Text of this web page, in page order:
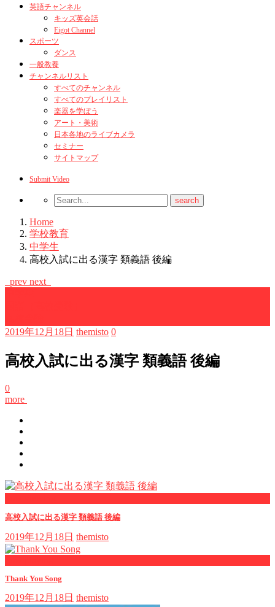
英語チャンネル
キッズ英会話
Eigot Channel
スポーツ
ダンス
一般教養
チャンネルリスト
すべてのチャンネル
すべてのプレイリスト
楽器を学ぼう
アート・美術
日本各地のライブカメラ
セミナー
サイトマップ
Submit Video
Home
学校教育
中学生
高校入試に出る漢字 類義語 後編
prev next
2019年12月18日 themisto 0
高校入試に出る漢字 類義語 後編
0
more
高校入試に出る漢字 類義語 後編
2019年12月18日 themisto
Thank You Song
2019年12月18日 themisto